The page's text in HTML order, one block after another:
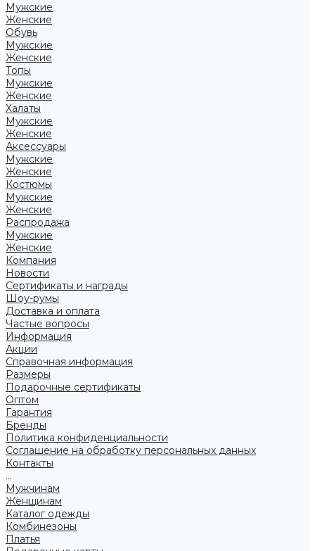
Мужские
Женские
Обувь
Мужские
Женские
Топы
Мужские
Женские
Халаты
Мужские
Женские
Аксессуары
Мужские
Женские
Костюмы
Мужские
Женские
Распродажа
Мужские
Женские
Компания
Новости
Сертификаты и награды
Шоу-румы
Доставка и оплата
Частые вопросы
Информация
Акции
Справочная информация
Размеры
Подарочные сертификаты
Оптом
Гарантия
Бренды
Политика конфиденциальности
Соглашение на обработку персональных данных
Контакты
...
Мужчинам
Женщинам
Каталог одежды
Комбинезоны
Платья